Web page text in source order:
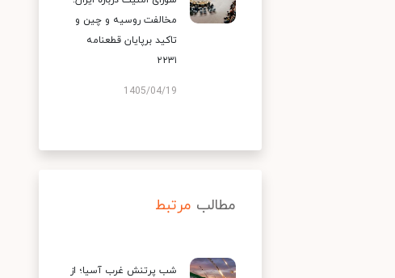
مخالفت روسیه و چین و
تاکید برپایان قطعنامه
۲۲۳۱
1405/04/19
مطالب مرتبط
شب پرتنش غرب آسیا؛ از